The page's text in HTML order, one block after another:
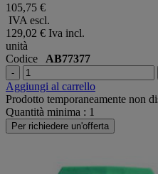
105,75 €
IVA escl.
129,02 € Iva incl.
unità
Codice AB77377
-
Aggiungi al carrello
Prodotto temporaneamente non
Quantità minima : 1
Per richiedere un'offerta